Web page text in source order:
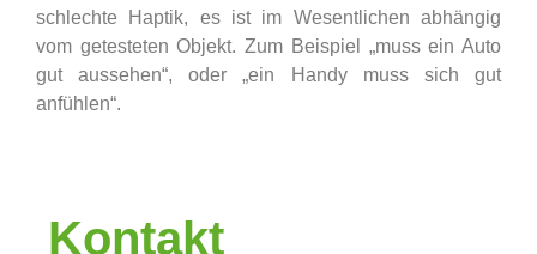
schlechte Haptik, es ist im Wesentlichen abhängig
vom getesteten Objekt. Zum Beispiel „muss ein Auto
gut aussehen“, oder „ein Handy muss sich gut
anfühlen“.
Kontakt